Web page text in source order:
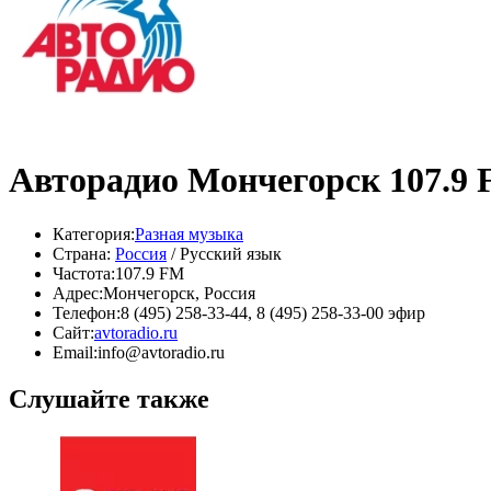
Авторадио Мончегорск 107.9
Категория:Разная музыка
Страна: Россия / Русский язык
Частота:107.9 FM
Адрес:Мончегорск, Россия
Телефон:8 (495) 258-33-44, 8 (495) 258-33-00 эфир
Сайт:avtoradio.ru
Email:info@avtoradio.ru
Слушайте также